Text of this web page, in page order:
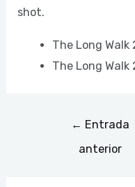
shot.
The Long
The Long
← Entrada
anterior